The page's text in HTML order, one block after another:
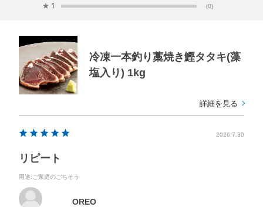
★ 1 (0)
冷凍一本釣り藁焼き鰹タタキ(藻
塩入り) 1kg
詳細を見る
2026.7.30
リピート
用途:ご家庭のごちそう
OREO